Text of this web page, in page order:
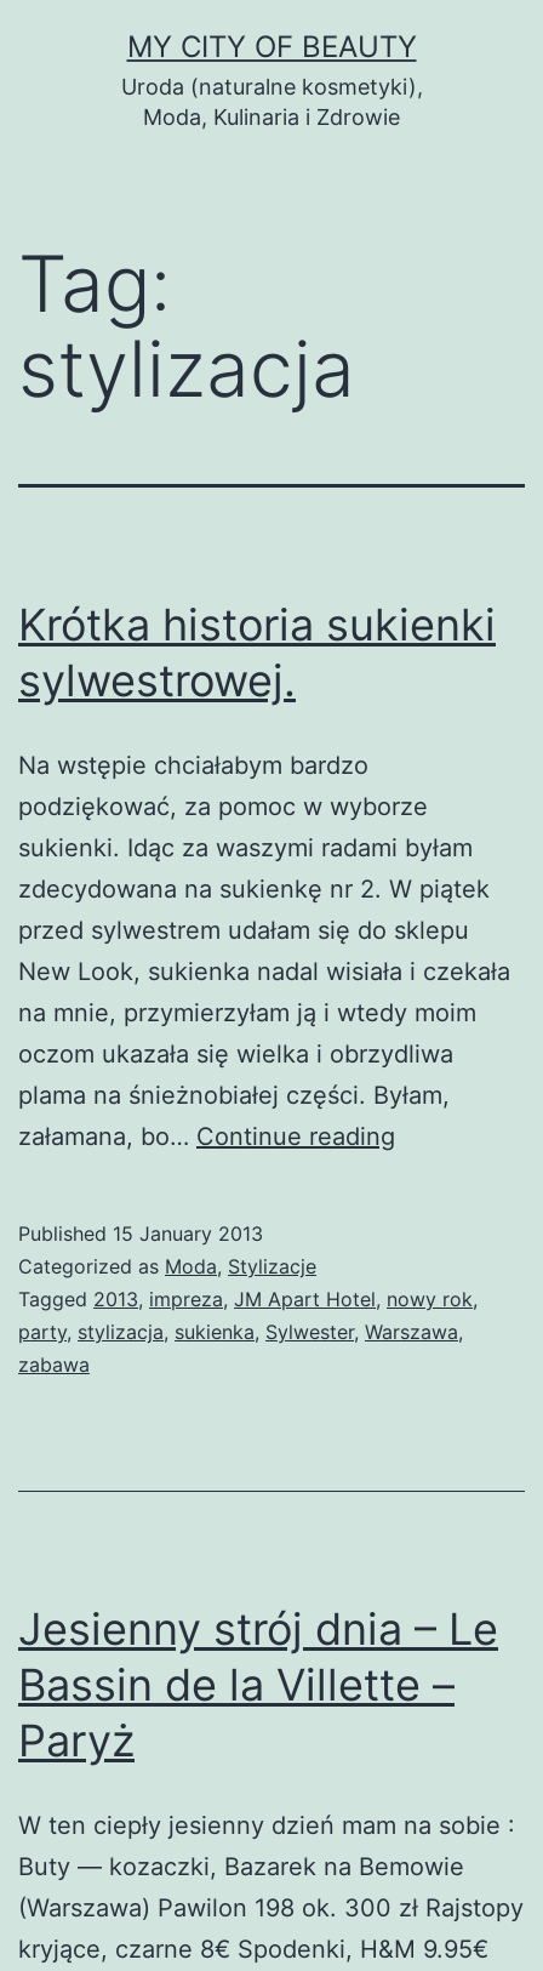
MY CITY OF BEAUTY
Uroda (naturalne kosmetyki),
Moda, Kulinaria i Zdrowie
Tag:
stylizacja
Krótka historia sukienki
sylwestrowej.
Na wstępie chciałabym bardzo
podziękować, za pomoc w wyborze
sukienki. Idąc za waszymi radami byłam
zdecydowana na sukienkę nr 2. W piątek
przed sylwestrem udałam się do sklepu
New Look, sukienka nadal wisiała i czekała
na mnie, przymierzyłam ją i wtedy moim
oczom ukazała się wielka i obrzydliwa
plama na śnieżnobiałej części. Byłam,
załamana, bo… Continue reading
Published 15 January 2013
Categorized as Moda, Stylizacje
Tagged 2013, impreza, JM Apart Hotel, nowy rok,
party, stylizacja, sukienka, Sylwester, Warszawa,
zabawa
Jesienny strój dnia – Le
Bassin de la Villette –
Paryż
W ten ciepły jesienny dzień mam na sobie :
Buty — kozaczki, Bazarek na Bemowie
(Warszawa) Pawilon 198 ok. 300 zł Rajstopy
kryjące, czarne 8€ Spodenki, H&M 9.95€